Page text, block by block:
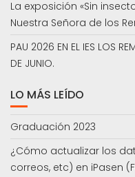
La exposición «Sin
Nuestra Señora de los
PAU 2026 EN EL IES LOS
DE JUNIO.
LO MÁS LEÍDO
Graduación 2023
¿Cómo actualizar los
correos, etc) en iPasen